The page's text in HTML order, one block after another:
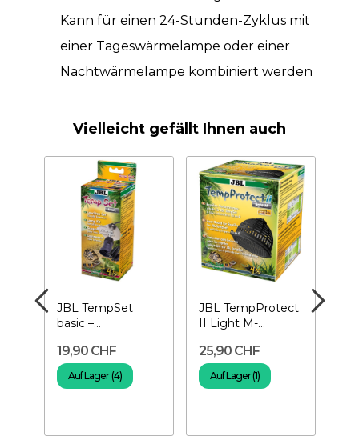
Kann für einen 24-Stunden-Zyklus mit
einer Tageswärmelampe oder einer
Nachtwärmelampe kombiniert werden
Vielleicht gefällt Ihnen auch
JBL TempSet
basic –
für Terrarien
19,90 CHF
Auf Lager (4)
JBL TempProtect
II Light M-
schutz
25,90 CHF
Auf Lager (1)